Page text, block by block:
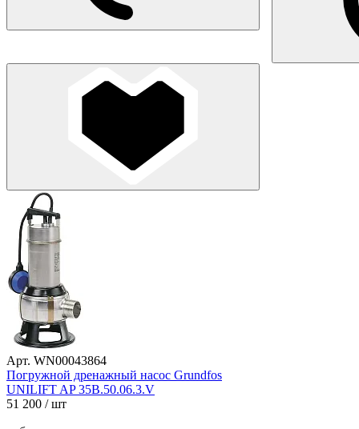
Арт. WN00043864
Погружной дренажный насос Grundfos
UNILIFT AP 35B.50.06.3.V
51 200 / шт